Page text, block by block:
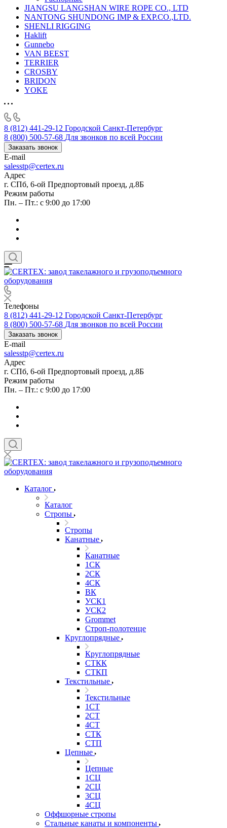
JIANGSU LANGSHAN WIRE ROPE CO., LTD
NANTONG SHUNDONG IMP & EXP.CO.,LTD.
SHENLI RIGGING
Haklift
Gunnebo
VAN BEEST
TERRIER
CROSBY
BRIDON
YOKE
8 (812) 441-29-12 Городской Санкт-Петербург
8 (800) 500-57-68 Для звонков по всей России
Заказать звонок
E-mail
salesstp@certex.ru
Адрес
г. СПб, 6-ой Предпортовый проезд, д.8Б
Режим работы
Пн. – Пт.: с 9:00 до 17:00
Телефоны
8 (812) 441-29-12 Городской Санкт-Петербург
8 (800) 500-57-68 Для звонков по всей России
Заказать звонок
E-mail
salesstp@certex.ru
Адрес
г. СПб, 6-ой Предпортовый проезд, д.8Б
Режим работы
Пн. – Пт.: с 9:00 до 17:00
Каталог
Каталог
Стропы
Стропы
Канатные
Канатные
1СК
2СК
4СК
ВК
УСК1
УСК2
Grommet
Строп-полотенце
Круглопрядные
Круглопрядные
СТКК
СТКП
Текстильные
Текстильные
1СТ
2СТ
4СТ
СТК
СТП
Цепные
Цепные
1СЦ
2СЦ
3СЦ
4СЦ
Оффшорные стропы
Стальные канаты и компоненты